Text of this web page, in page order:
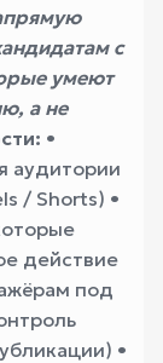
с
умеют
а не
•
аудитории
/ Shorts) •
действие
под
•